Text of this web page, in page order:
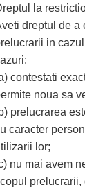
la
dreptul de a
in
contestati
noua sa
prelucrarea
caracter
lor;
nu mai avem
prelucrarii,